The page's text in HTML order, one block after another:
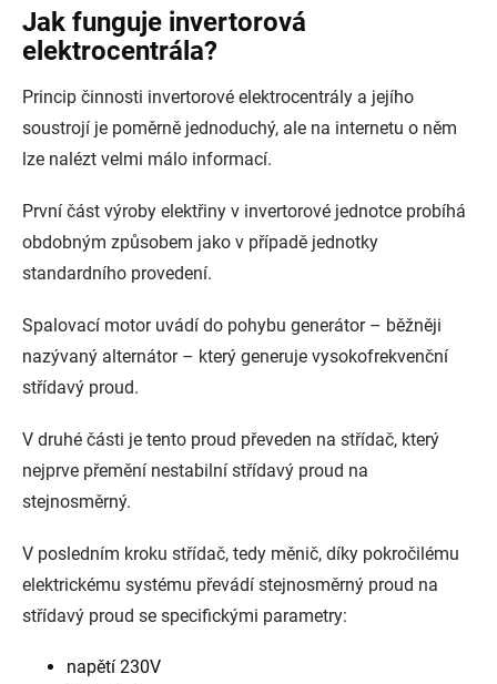
Jak funguje invertorová
elektrocentrála?
Princip činnosti invertorové elektrocentrály a jejího
soustrojí je poměrně jednoduchý, ale na internetu o něm
lze nalézt velmi málo informací.
První část výroby elektřiny v invertorové jednotce probíhá
obdobným způsobem jako v případě jednotky
standardního provedení.
Spalovací motor uvádí do pohybu generátor – běžněji
nazývaný alternátor – který generuje vysokofrekvenční
střídavý proud.
V druhé části je tento proud převeden na střídač, který
nejprve přemění nestabilní střídavý proud na
stejnosměrný.
V posledním kroku střídač, tedy měnič, díky pokročilému
elektrickému systému převádí stejnosměrný proud na
střídavý proud se specifickými parametry:
napětí 230V